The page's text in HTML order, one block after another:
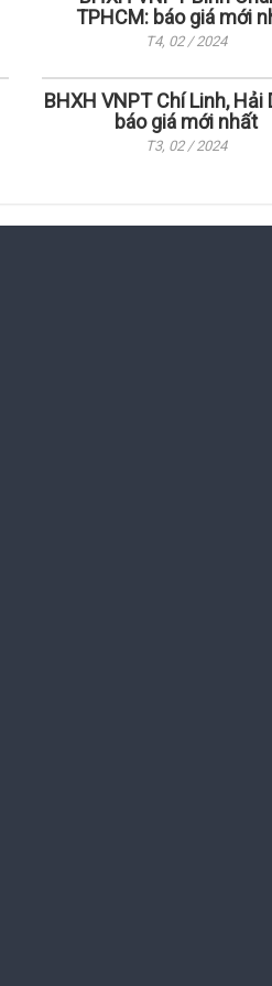
TPHCM: báo giá mới
T4, 02 / 2024
BHXH VNPT Chí Linh, Hải
báo giá mới nhất
T3, 02 / 2024